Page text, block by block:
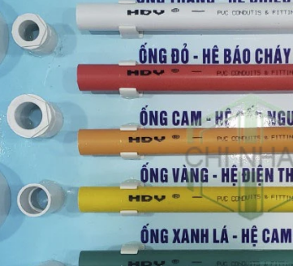
-53% -50%